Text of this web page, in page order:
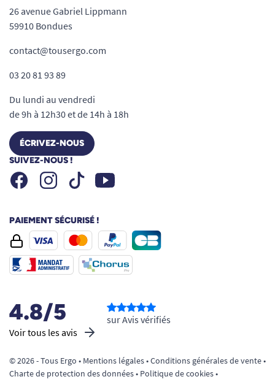
26 avenue Gabriel Lippmann
59910 Bondues
contact@tousergo.com
03 20 81 93 89
Du lundi au vendredi
de 9h à 12h30 et de 14h à 18h
ÉCRIVEZ-NOUS
SUIVEZ-NOUS !
FacebookInstagramTiktok Youtube
PAIEMENT SÉCURISÉ !
4.8/5
Voir tous les avis
sur Avis vérifiés
© 2026 - Tous Ergo • Mentions légales•Conditions générales de vente•
Charte de protection des données• Politique de cookies•